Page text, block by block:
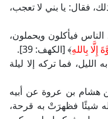
فقال: يا بني لا تعجب،
فيأكلون ويحملون،
بِاللهِ﴾ [الكهف: 39].
فما تركه إلا ليلة
هشام بن عروة عن أبيه
شيئًا فظهرَتْ به قرحة،